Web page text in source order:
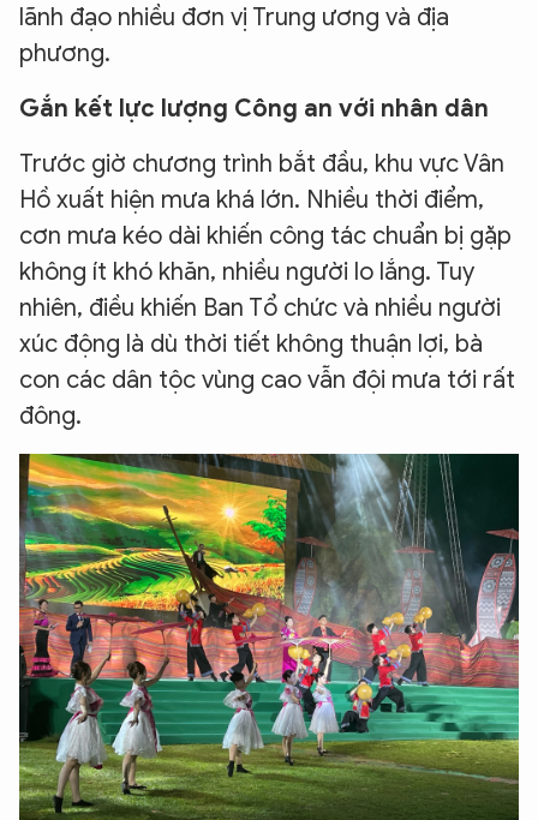
lãnh đạo nhiều đơn vị Trung ương và địa
phương.
Gắn kết lực lượng Công an với nhân dân
Trước giờ chương trình bắt đầu, khu vực Vân
Hồ xuất hiện mưa khá lớn. Nhiều thời điểm,
cơn mưa kéo dài khiến công tác chuẩn bị gặp
không ít khó khăn, nhiều người lo lắng. Tuy
nhiên, điều khiến Ban Tổ chức và nhiều người
xúc động là dù thời tiết không thuận lợi, bà
con các dân tộc vùng cao vẫn đội mưa tới rất
đông.